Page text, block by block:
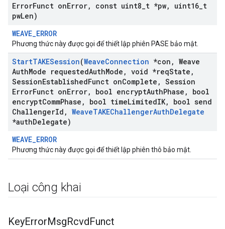
ErrorFunct onError, const uint8 t *pw, uint16 t
pwLen)
WEAVE_ERROR
Phương thức này được gọi để thiết lập phiên PASE bảo mật.
StartTAKESession(WeaveConnection *con , Weave
AuthMode requestedAuthMode , void *reqState ,
SessionEstablishedFunct onComplete , Session
ErrorFunct onError, bool encryptAuthPhase ,
bool
encryptCommPhase , bool timeLimitedIK,
bool send
ChallengerId , WeaveTAKEChallengerAuthDelegate
*authDelegate)
WEAVE_ERROR
Phương thức này được gọi để thiết lập phiên thô bảo mật.
Loại công khai
KeyErrorMsgRcvdFunct